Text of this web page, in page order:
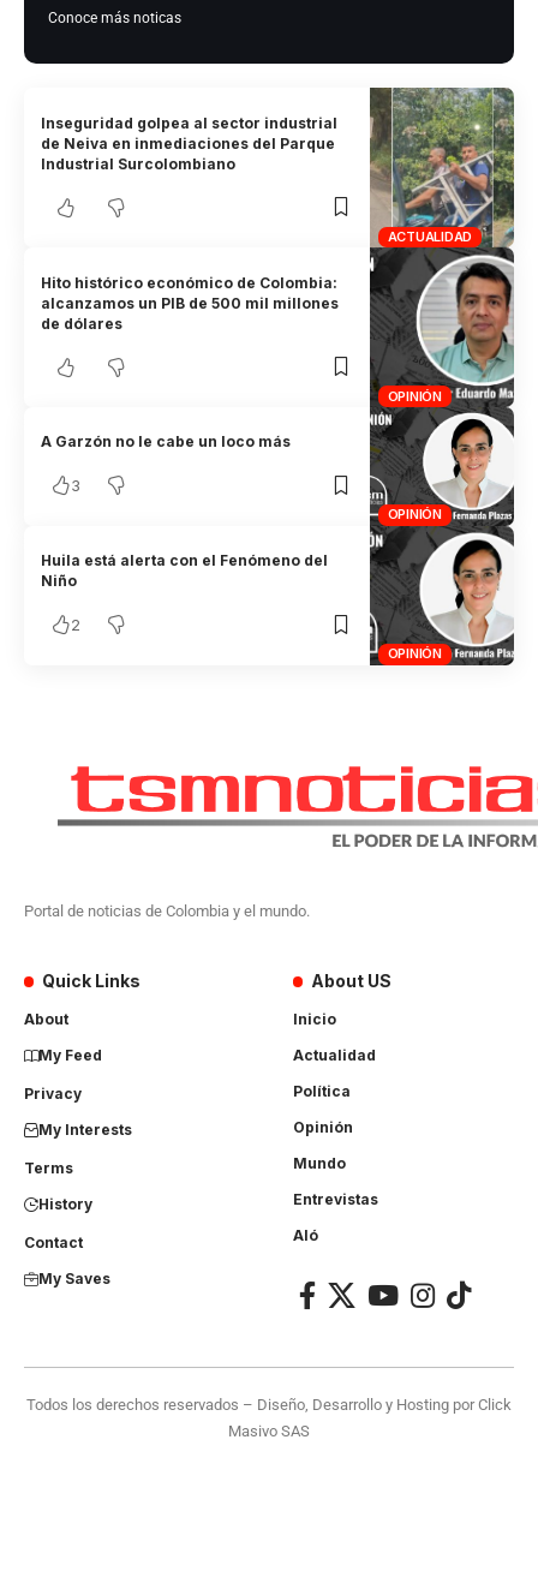
Conoce más noticas
ACTUALIDAD
Inseguridad golpea al sector industrial
de Neiva en inmediaciones del Parque
Industrial Surcolombiano
OPINIÓN
Hito histórico económico de Colombia:
alcanzamos un PIB de 500 mil millones
de dólares
OPINIÓN
A Garzón no le cabe un loco más
3
OPINIÓN
Huila está alerta con el Fenómeno del
Niño
2
Portal de noticias de Colombia y el mundo.
Quick Links
About
My Feed
Privacy
My Interests
Terms
History
Contact
My Saves
About US
Inicio
Actualidad
Política
Opinión
Mundo
Entrevistas
Aló
Todos los derechos reservados – Diseño, Desarrollo y Hosting porClick
Masivo SAS